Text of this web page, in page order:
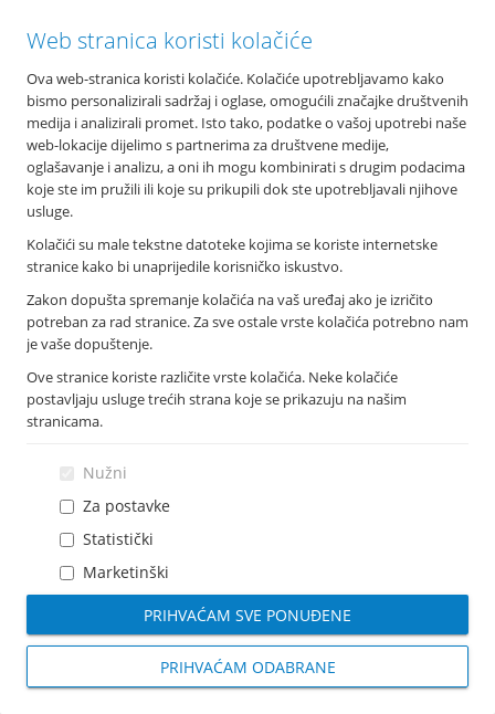
O nama
Osnovni podaci
Podružnice i poslovnice
Bankomati
Financijska izvješća
Novosti
Imex banka d.d.
Tolstojeva 6, 21 000 Split
F: +385 021 345 588
info@imexbanka.hr
Info telefon
072 24 24 23
Web stranica koristi kolačiće
Ova web-stranica koristi kolačiće. Kolačiće upotrebljavamo kako
bismo personalizirali sadržaj i oglase, omogućili značajke društvenih
medija i analizirali promet. Isto tako, podatke o vašoj upotrebi naše
web-lokacije dijelimo s partnerima za društvene medije,
oglašavanje i analizu, a oni ih mogu kombinirati s drugim podacima
koje ste im pružili ili koje su prikupili dok ste upotrebljavali njihove
usluge.
Kolačići su male tekstne datoteke kojima se koriste internetske
stranice kako bi unaprijedile korisničko iskustvo.
Zakon dopušta spremanje kolačića na vaš uređaj ako je izričito
potreban za rad stranice. Za sve ostale vrste kolačića potrebno nam
je vaše dopuštenje.
Ove stranice koriste različite vrste kolačića. Neke kolačiće
postavljaju usluge trećih strana koje se prikazuju na našim
stranicama.
Nužni
Za postavke
Statistički
Marketinški
PRIHVAĆAM SVE PONUĐENE
PRIHVAĆAM ODABRANE